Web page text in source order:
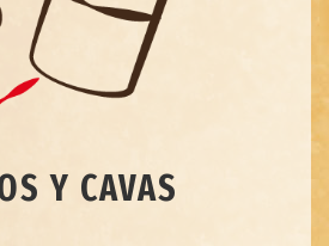
Y CAVAS